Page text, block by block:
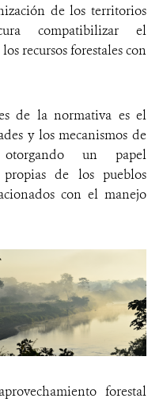
de los territorios
compatibilizar el
recursos forestales con
de la normativa es el
y los mecanismos de
otorgando un papel
de los pueblos
con el manejo
forestal